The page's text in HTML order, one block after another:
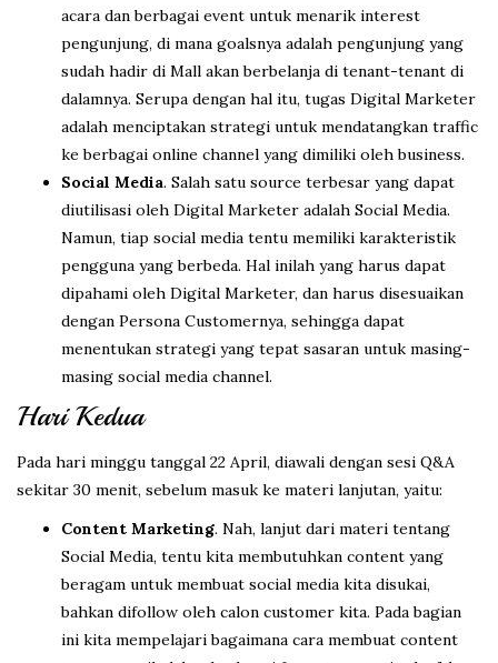
acara dan berbagai event untuk menarik interest
pengunjung, di mana goalsnya adalah pengunjung yang
sudah hadir di Mall akan berbelanja di tenant-tenant di
dalamnya. Serupa dengan hal itu, tugas Digital Marketer
adalah menciptakan strategi untuk mendatangkan traffic
ke berbagai online channel yang dimiliki oleh business.
Social Media. Salah satu source terbesar yang dapat
diutilisasi oleh Digital Marketer adalah Social Media.
Namun, tiap social media tentu memiliki karakteristik
pengguna yang berbeda. Hal inilah yang harus dapat
dipahami oleh Digital Marketer, dan harus disesuaikan
dengan Persona Customernya, sehingga dapat
menentukan strategi yang tepat sasaran untuk masing-
masing social media channel.
Hari Kedua
Pada hari minggu tanggal 22 April, diawali dengan sesi Q&A
sekitar 30 menit, sebelum masuk ke materi lanjutan, yaitu:
Content Marketing. Nah, lanjut dari materi tentang
Social Media, tentu kita membutuhkan content yang
beragam untuk membuat social media kita disukai,
bahkan difollow oleh calon customer kita. Pada bagian
ini kita mempelajari bagaimana cara membuat content